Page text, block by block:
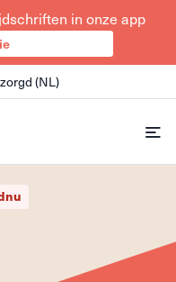
in onze app
(NL)